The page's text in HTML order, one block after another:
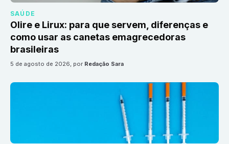
SAÚDE
Olire e Lirux: para que servem, diferenças e
como usar as canetas emagrecedoras
brasileiras
5 de agosto de 2026, por Redação Sara